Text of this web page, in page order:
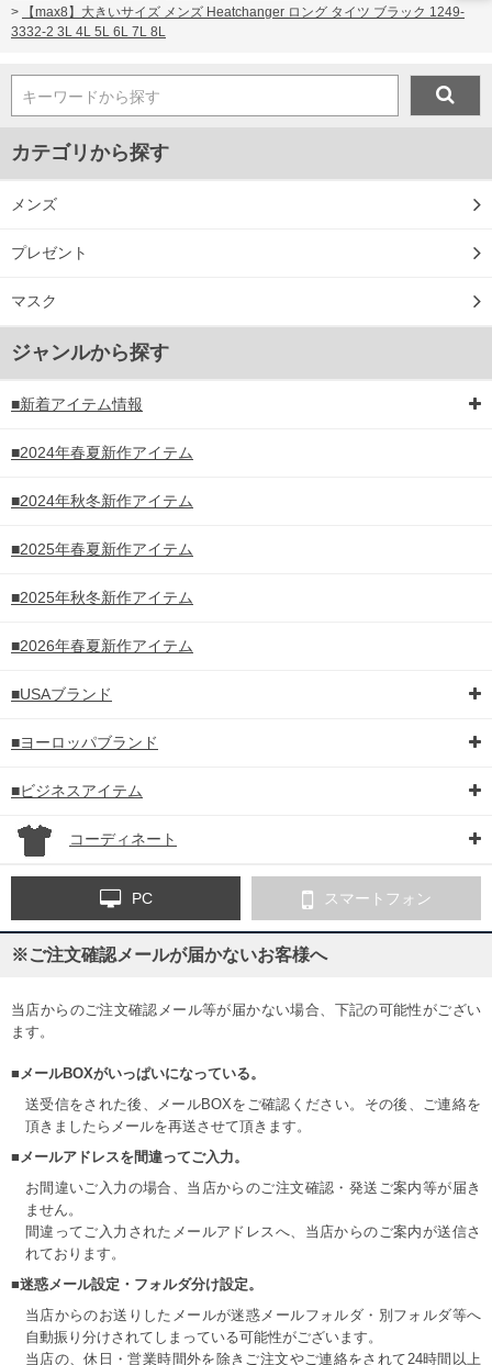
5L/115～130/75/109
6L/125～140/75/111
8L/145～160/75/115
単位はcm
返品交換希望の方は、商品到着後1週間以内にご連絡ください。
下着(肌着)やワイシャツは商品の性質上、返品交換不可とさせて頂いております。予め
ご了承くださいませ。
※【ボトムの裾上げをご希望の場合】
備考欄に股下●cmとご記入下さい。（裾上げ無料対象商品は1本につき税込6,000円以
上の品が対象。1本5,999円以下の商品は有料（500円+税）となります。）
尚、裾上げした商品は返品・交換不可となりますので、予めご了承下さい。
※商品によって若干のサイズの誤差がございます。また、お客様がご使用の環境（コ
ンピュータ画面）によって、商品の色味が若干異なる場合がございます。予めご了承
ください。
※当店での掲載商品は、実店鋪と在庫を共用しておりますので店頭での売り違い、店
す。そのようなことがない様最大限に努めておりますが、もしあった場合速やかにご
>
【max8】大きいサイズ メンズ Heatchanger ロング タイツ ブラック 1249-
3332-2 3L 4L 5L 6L 7L 8L
キーワードから探す
カテゴリから探す
メンズ
プレゼント
マスク
ジャンルから探す
■新着アイテム情報
■2024年春夏新作アイテム
■2024年秋冬新作アイテム
■2025年春夏新作アイテム
■2025年秋冬新作アイテム
■2026年春夏新作アイテム
■USAブランド
■ヨーロッパブランド
■ビジネスアイテム
コーディネート
PC スマートフォン
※ご注文確認メールが届かないお客様へ
当店からのご注文確認メール等が届かない場合、下記の可能性がござい
ます。
■メールBOXがいっぱいになっている。
送受信をされた後、メールBOXをご確認ください。その後、ご連絡を
頂きましたらメールを再送させて頂きます。
■メールアドレスを間違ってご入力。
お間違いご入力の場合、当店からのご注文確認・発送ご案内等が届き
ません。
間違ってご入力されたメールアドレスへ、当店からのご案内が送信さ
れております。
■迷惑メール設定・フォルダ分け設定。
当店からのお送りしたメールが迷惑メールフォルダ・別フォルダ等へ
自動振り分けされてしまっている可能性がございます。
当店の、休日・営業時間外を除きご注文やご連絡をされて24時間以上